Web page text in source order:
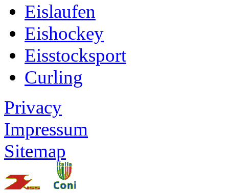
Eislaufen
Eishockey
Eisstocksport
Curling
Privacy
Impressum
Sitemap